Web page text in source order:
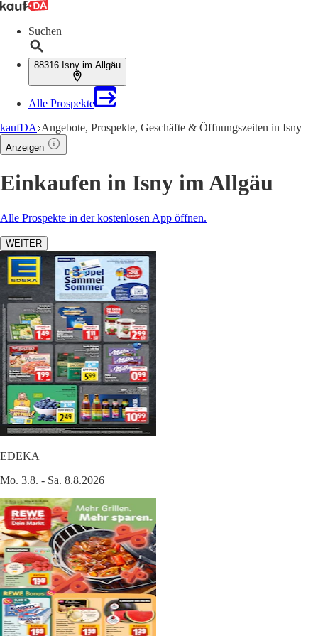
Suchen
88316 Isny im Allgäu
Alle Prospekte
kaufDA Angebote, Prospekte, Geschäfte & Öffnungszeiten in Isny
Anzeigen
Einkaufen in Isny im Allgäu
Alle Prospekte in der kostenlosen App öffnen.
WEITER
EDEKA
Mo. 3.8. - Sa. 8.8.2026